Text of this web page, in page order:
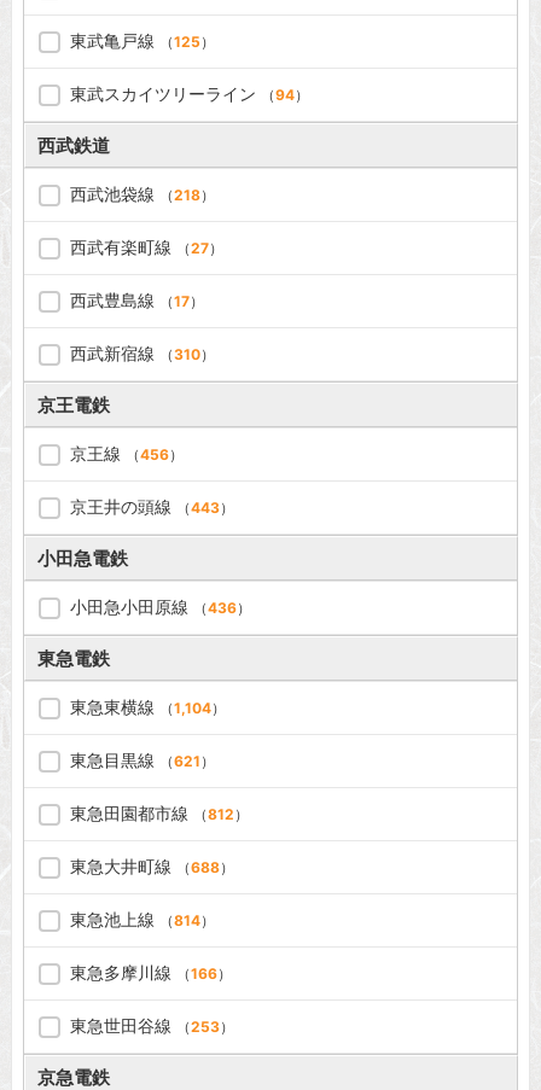
東武亀戸線 （125 ）
東武スカイツリーライン （94）
西武鉄道
西武池袋線 （218）
西武有楽町線 （27）
西武豊島線 （17）
西武新宿線 （310）
京王電鉄
京王線 （456）
京王井の頭線 （443）
小田急電鉄
小田急小田原線 （436）
東急電鉄
東急東横線 （1,104）
東急目黒線 （621 ）
東急田園都市線 （812 ）
東急大井町線 （688）
東急池上線 （814）
東急多摩川線 （166）
東急世田谷線 （253）
京急電鉄